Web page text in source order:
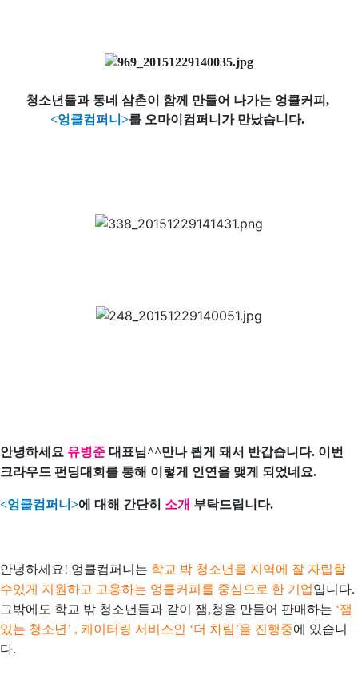
청소년들과 동네 삼촌이
함께 만들어 나가는 엉클커피,
<엉클컴퍼니>를 오마이컴퍼니가 만났습니다.
안녕하세요 유병준 대표님^^만나 뵙게 돼서 반갑습니다. 이번
크라우드 펀딩대회를 통해 이렇게 인연을 맺게 되었네요.
<엉클컴퍼니>에 대해 간단히 소개 부탁드립니다.
안녕하세요! 엉클컴퍼니는 학교 밖 청소년을 지역에 잘 자립할
수있게 지원하고 고용하는 엉클커피를 중심으로 한 기업입니다.
그밖에도 학교 밖 청소년들과 같이 잼,청을 만들어 판매하는 ‘잼
있는 청소년’ , 케이터링 서비스인 ‘더 차림’을 진행중에 있습니
다.